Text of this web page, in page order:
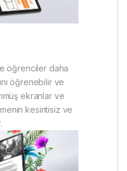
öğrenciler daha
öğrenebilir ve
ekranlar ve
kesintisiz ve